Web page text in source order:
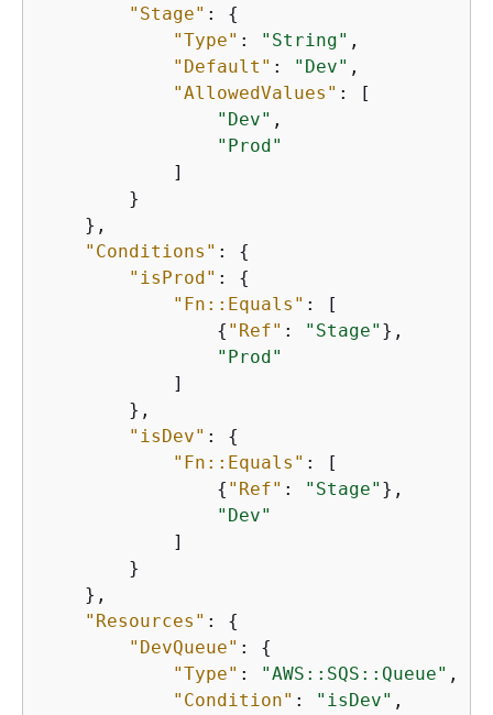
"Stage" : {
"Type" : "String" ,
"Default" : "Dev" ,
"AllowedValues" : [
"Dev" ,
"Prod"
            ]
        }
    },
"Conditions" : {
"isProd" : {
"Fn::Equals" : [
{ "Ref" : "Stage" },
"Prod"
            ]
        },
"isDev" : {
"Fn::Equals" : [
{ "Ref" : "Stage" },
"Dev"
            ]
        }
    },
"Resources" : {
"DevQueue" : {
"Type" : "AWS::SQS::Queue" ,
"Condition" : "isDev" ,